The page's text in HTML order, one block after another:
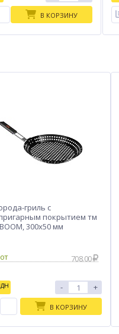
В КОРЗИНУ
гриль с
покрытием тм
300х50 мм
708.00
- +
В КОРЗИНУ